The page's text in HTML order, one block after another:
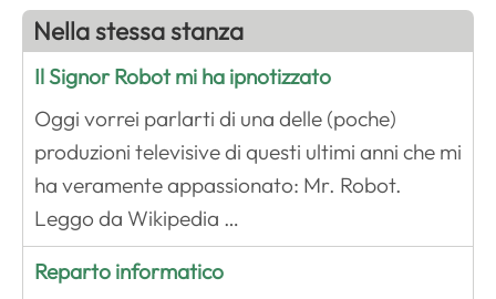
Nella stessa stanza
Il Signor Robot mi ha ipnotizzato
Oggi vorrei parlarti di una delle (poche)
produzioni televisive di questi ultimi anni che mi
ha veramente appassionato: Mr. Robot.
Leggo da Wikipedia …
Reparto informatico